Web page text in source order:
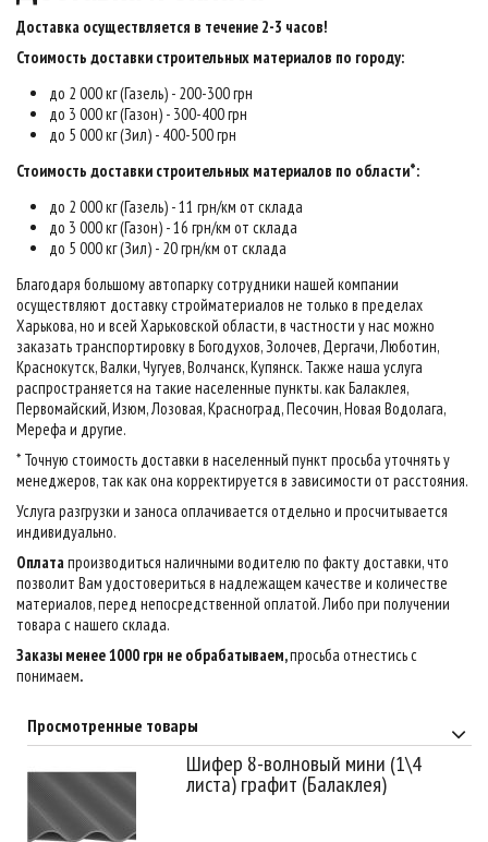
Доставка осуществляется в течение 2-3 часов!
Стоимость доставки строительных материалов по городу:
до 2 000 кг (Газель) - 200-300 грн
до 3 000 кг (Газон) - 300-400 грн
до 5 000 кг (Зил) - 400-500 грн
Стоимость доставки строительных материалов по области*:
до 2 000 кг (Газель) - 11 грн/км от склада
до 3 000 кг (Газон) - 16 грн/км от склада
до 5 000 кг (Зил) - 20 грн/км от склада
Благодаря большому автопарку сотрудники нашей компании
осуществляют доставку стройматериалов не только в пределах
Харькова, но и всей Харьковской области, в частности у нас можно
заказать транспортировку в Богодухов, Золочев, Дергачи, Люботин,
Краснокутск, Валки, Чугуев, Волчанск, Купянск. Также наша услуга
распространяется на такие населенные пункты. как Балаклея,
Первомайский, Изюм, Лозовая, Красноград, Песочин, Новая Водолага,
Мерефа и другие.
* Точную стоимость доставки в населенный пункт просьба уточнять у
менеджеров, так как она корректируется в зависимости от расстояния.
Услуга разгрузки и заноса оплачивается отдельно и просчитывается
индивидуально.
Оплатапроизводиться наличными водителю по факту доставки, что
позволит Вам удостовериться в надлежащем качестве и количестве
материалов, перед непосредственной оплатой. Либо при получении
товара с нашего склада.
Заказы менее 1000 грн не обрабатываем,просьба отнестись с
понимаем.
Просмотренные товары
Шифер 8-волновый мини (1\4
листа) графит (Балаклея)